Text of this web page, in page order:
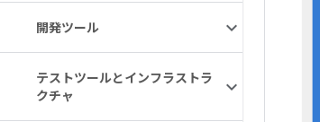
開発ツール
テストツールとインフラストラ
クチャ